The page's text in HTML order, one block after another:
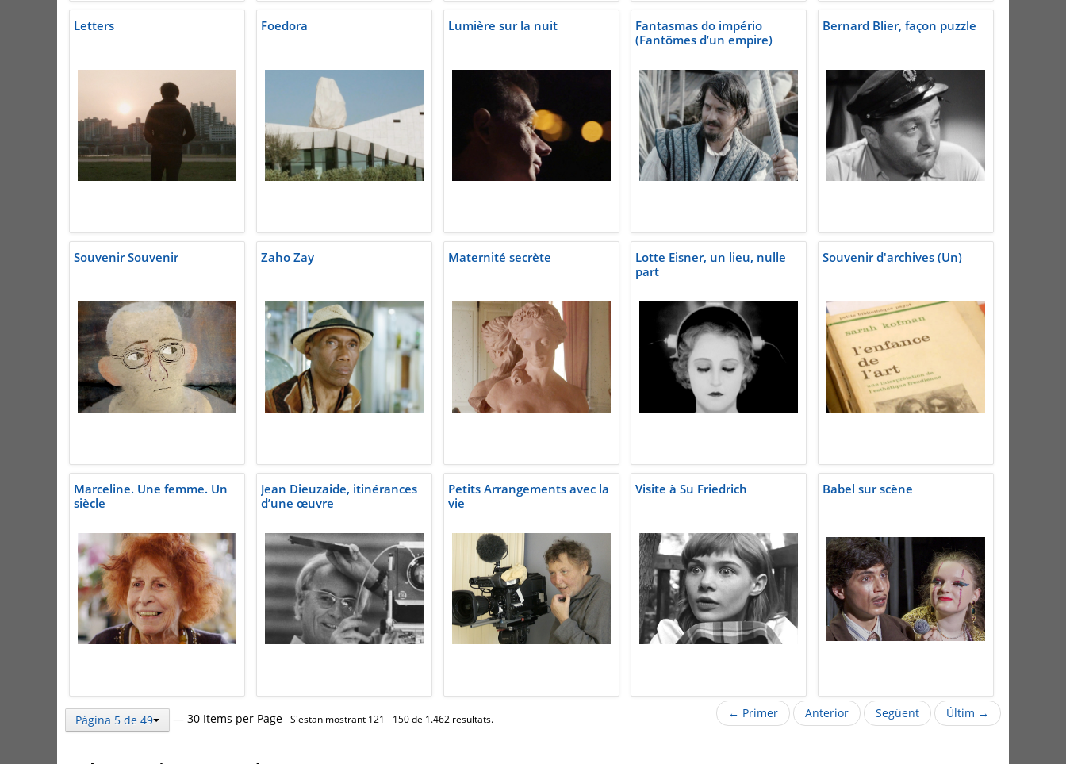
Letters Foedora Lumière sur la nuit
Fantasmas do império
(Fantômes d’un empire)
Bernard Blier, façon puzzle
Souvenir Souvenir Zaho Zay Maternité secrète
Lotte Eisner, un lieu, nulle
part
Souvenir d'archives (Un)
Marceline. Une femme. Un
siècle
Jean Dieuzaide, itinérances
d’une œuvre
Petits Arrangements avec la
vie
Visite à Su Friedrich Babel sur scène
Pàgina 5 de 49 — 30 Items per Page S'estan mostrant 121 - 150 de 1.462 resultats. ← Primer Anterior Següent Últim →